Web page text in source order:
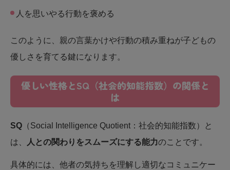
人を思いやる行動を褒める
このように、親の言葉かけや行動の積み重ねが子どもの
優しさを育てる鍵になります。
優しい性格とSQ（社会的知能指数）の関係と
は
SQ （Social Intelligence Quotient：社会的知能指数）と
は、
人との関わりをスムーズにする能力のことです。
具体的には、他者の気持ちを理解し適切なコミュニケー